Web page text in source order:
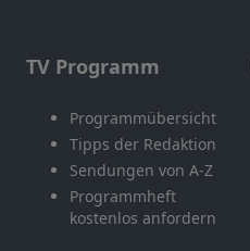
TV Programm
Programmübersicht
Tipps der Redaktion
Sendungen von A-Z
Programmheft
kostenlos anfordern